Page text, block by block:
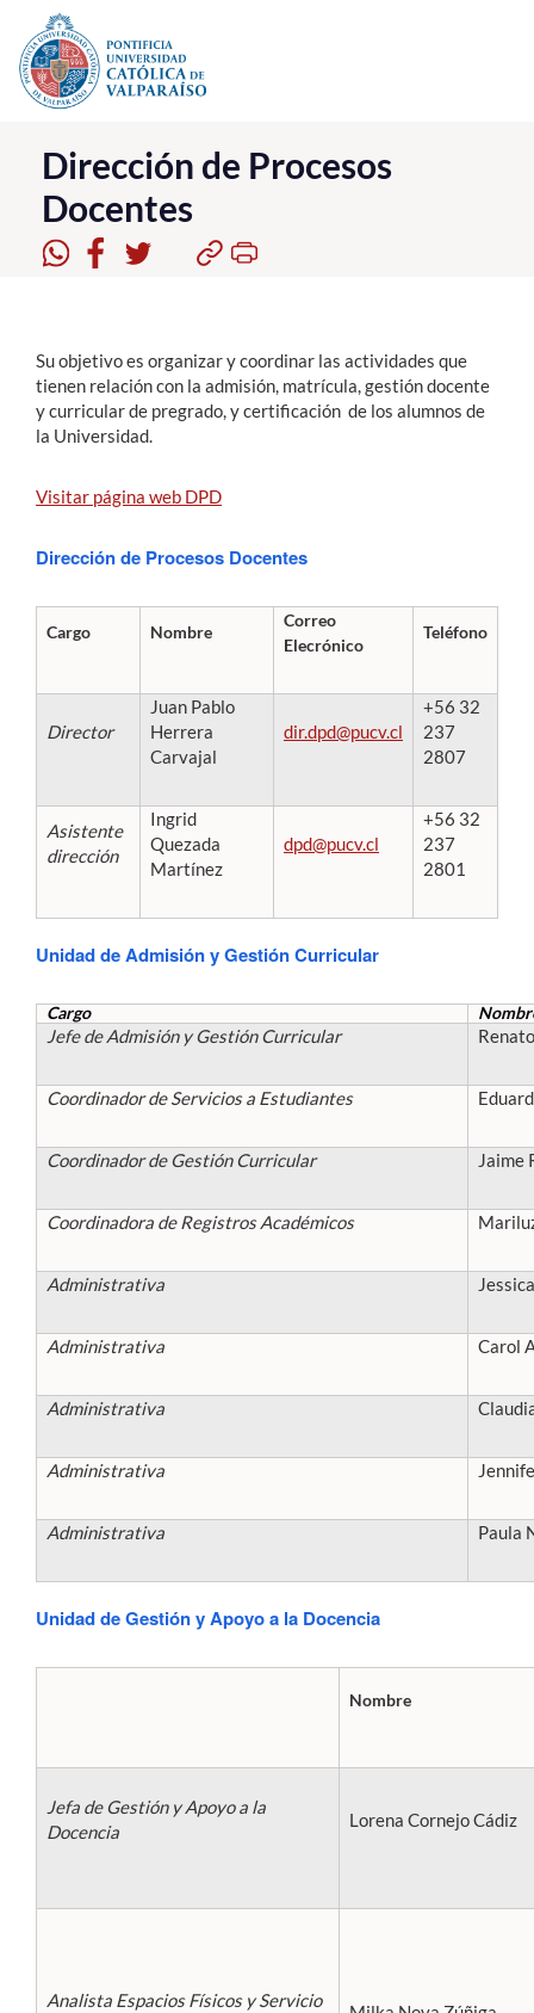
Click acá para ir directamente al contenido
La Universidad
Investigación, Creación e Innovación
PUCV Internacional
Admisión
Pregrado
Estudiantes
Académicos
Funcionarios
Alumni
English
Dirección de Procesos
Docentes
Su objetivo es organizar y coordinar las actividades que
tienen relación con la admisión, matrícula, gestión docente
y curricular de pregrado, y certificación de los alumnos de
la Universidad.
Visitar página web DPD
Dirección de Procesos Docentes
Cargo Nombre
Correo
Elecrónico
Teléfono
Director
Juan Pablo
Herrera
Carvajal
dir.dpd@pucv.cl
+56 32
237
2807
Asistente
dirección
Ingrid
Quezada
Martínez
dpd@pucv.cl
+56 32
237
2801
Unidad de Admisión y Gestión Curricular
Cargo
Jefe de Admisión y Gestión Curricular
Coordinador de Servicios a Estudiantes
Coordinador de Gestión Curricular Jaime
Coordinadora de Registros Académicos
Administrativa
Administrativa Carol
Administrativa
Administrativa
Administrativa Paula
Unidad de Gestión y Apoyo a la Docencia
Nombre
Jefa de Gestión y Apoyo a la
Docencia
Lorena Cornejo Cádiz
Analista Espacios Físicos y Servicio